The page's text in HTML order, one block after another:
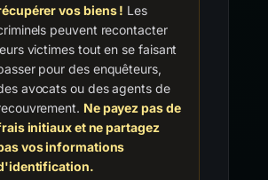
vos biens ! Les
peuvent recontacter
victimes tout en se faisant
pour des enquêteurs,
avocats ou des agents de
Ne payez pas de
initiaux et ne partagez
vos informations